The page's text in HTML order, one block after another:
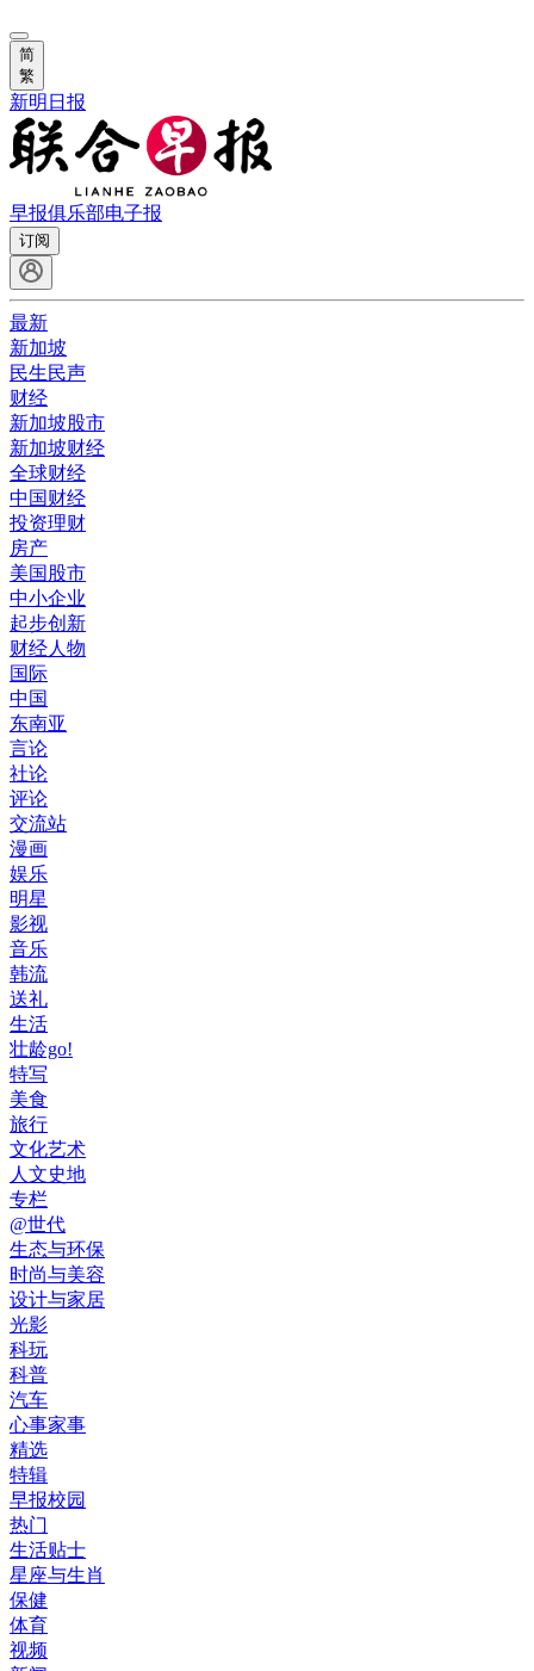
简
繁
新明日报
早报俱乐部电子报
订阅
最新
新加坡
民生民声
财经
新加坡股市
新加坡财经
全球财经
中国财经
投资理财
房产
美国股市
中小企业
起步创新
财经人物
国际
中国
东南亚
言论
社论
评论
交流站
漫画
娱乐
明星
影视
音乐
韩流
送礼
生活
壮龄go!
特写
美食
旅行
文化艺术
人文史地
专栏
@世代
生态与环保
时尚与美容
设计与家居
光影
科玩
科普
汽车
心事家事
精选
特辑
早报校园
热门
生活贴士
星座与生肖
保健
体育
视频